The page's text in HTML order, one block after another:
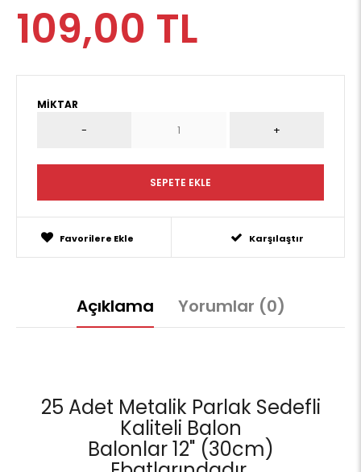
109,00 TL
MIKTAR
Favorilere Ekle Karşılaştır
Açıklama Yorumlar (0)
25 Adet Metalik Parlak Sedefli
Kaliteli Balon
Balonlar 12" (30cm)